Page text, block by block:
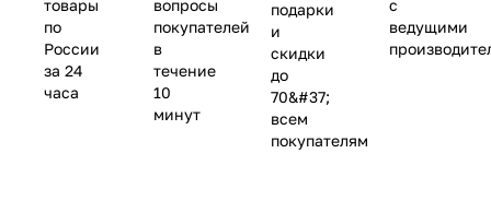
товары
по
России
за 24
часа
вопросы
покупателей
в
течение
10
минут
подарки
и
скидки
до
70&#37;
всем
покупателям
с
ведущими